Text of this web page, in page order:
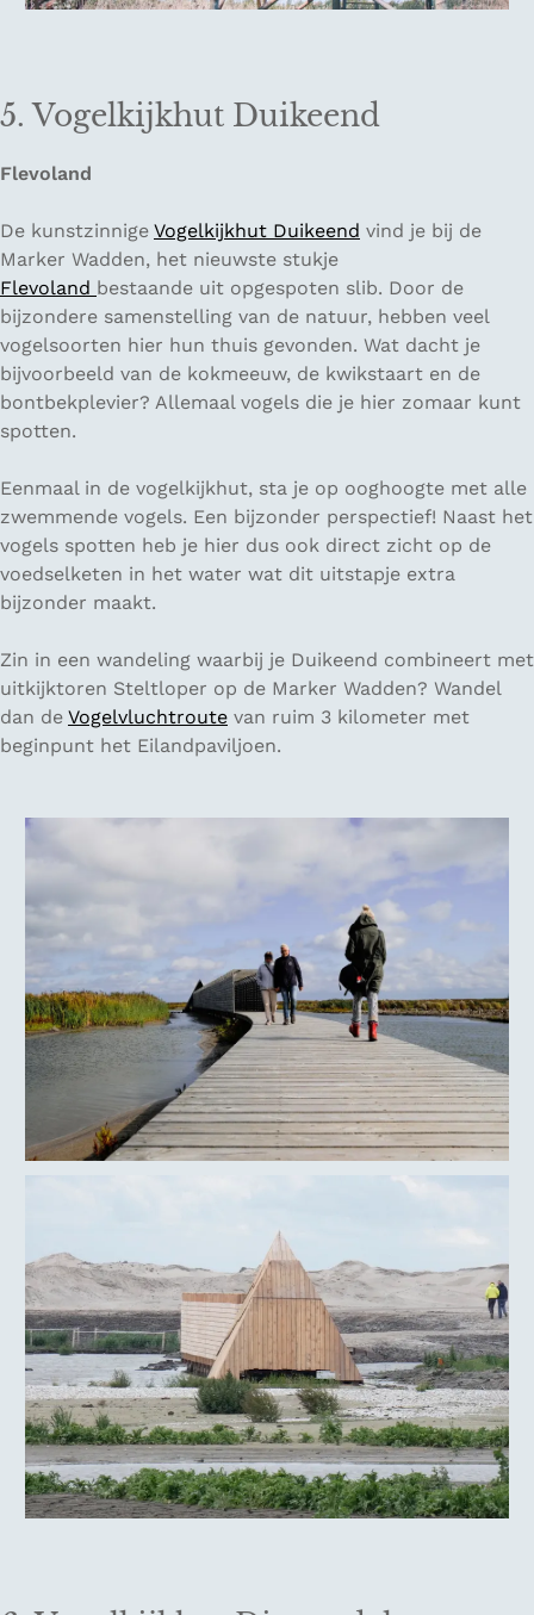
5. Vogelkijkhut Duikeend
Flevoland
De kunstzinnige Vogelkijkhut Duikeend vind je bij de
Marker Wadden, het nieuwste stukje
Flevoland bestaande uit opgespoten slib. Door de
bijzondere samenstelling van de natuur, hebben veel
vogelsoorten hier hun thuis gevonden. Wat dacht je
bijvoorbeeld van de kokmeeuw, de kwikstaart en de
bontbekplevier? Allemaal vogels die je hier zomaar kunt
spotten.
Eenmaal in de vogelkijkhut, sta je op ooghoogte met alle
zwemmende vogels. Een bijzonder perspectief! Naast het
vogels spotten heb je hier dus ook direct zicht op de
voedselketen in het water wat dit uitstapje extra
bijzonder maakt.
Zin in een wandeling waarbij je Duikeend combineert met
uitkijktoren Steltloper op de Marker Wadden? Wandel
dan de Vogelvluchtroute van ruim 3 kilometer met
beginpunt het Eilandpaviljoen.